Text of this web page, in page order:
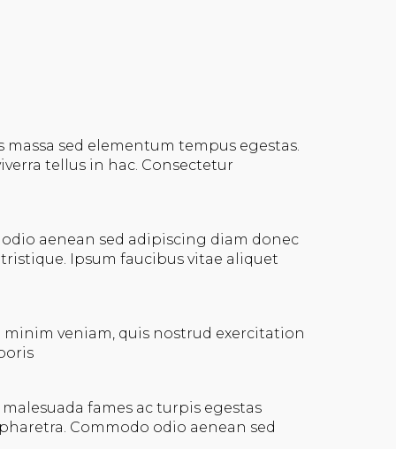
massa sed elementum tempus egestas.
tellus in hac. Consectetur
aenean sed adipiscing diam donec
Ipsum faucibus vitae aliquet
minim veniam, quis nostrud exercitation
fames ac turpis egestas
Commodo odio aenean sed